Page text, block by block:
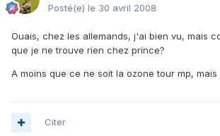
Posté(e) le 30 avril 2008
Ouais, chez les allemands, j'ai bien vu, mais
que je ne trouve rien chez prince?
A moins que ce ne soit la ozone tour mp, mais
Citer